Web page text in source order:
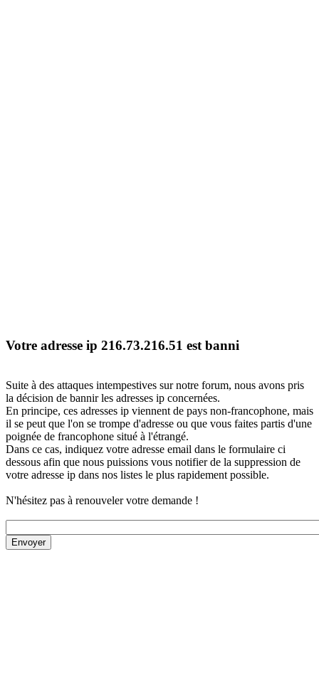
Votre adresse ip 216.73.216.51 est banni
Suite à des attaques intempestives sur notre forum, nous avons pris
la décision de bannir les adresses ip concernées.
En principe, ces adresses ip viennent de pays non-francophone, mais
il se peut que l'on se trompe d'adresse ou que vous faites partis d'une
poignée de francophone situé à l'étrangé.
Dans ce cas, indiquez votre adresse email dans le formulaire ci
dessous afin que nous puissions vous notifier de la suppression de
votre adresse ip dans nos listes le plus rapidement possible.
N'hésitez pas à renouveler votre demande !